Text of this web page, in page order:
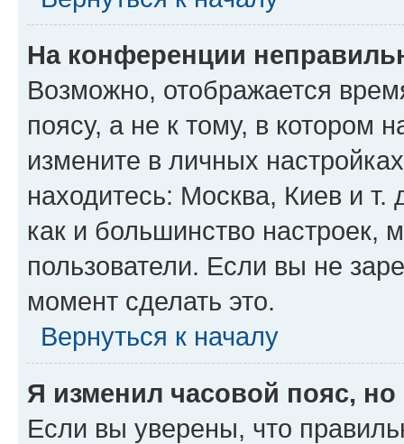
На конференции
Возможно, отображается
поясу, а не к тому, в котором
измените в личных
находитесь: Москва, Киев и т.
как и большинство настроек,
пользователи. Если вы не
момент сделать это.
Вернуться к началу
Я изменил часовой пояс,
Если вы уверены, что